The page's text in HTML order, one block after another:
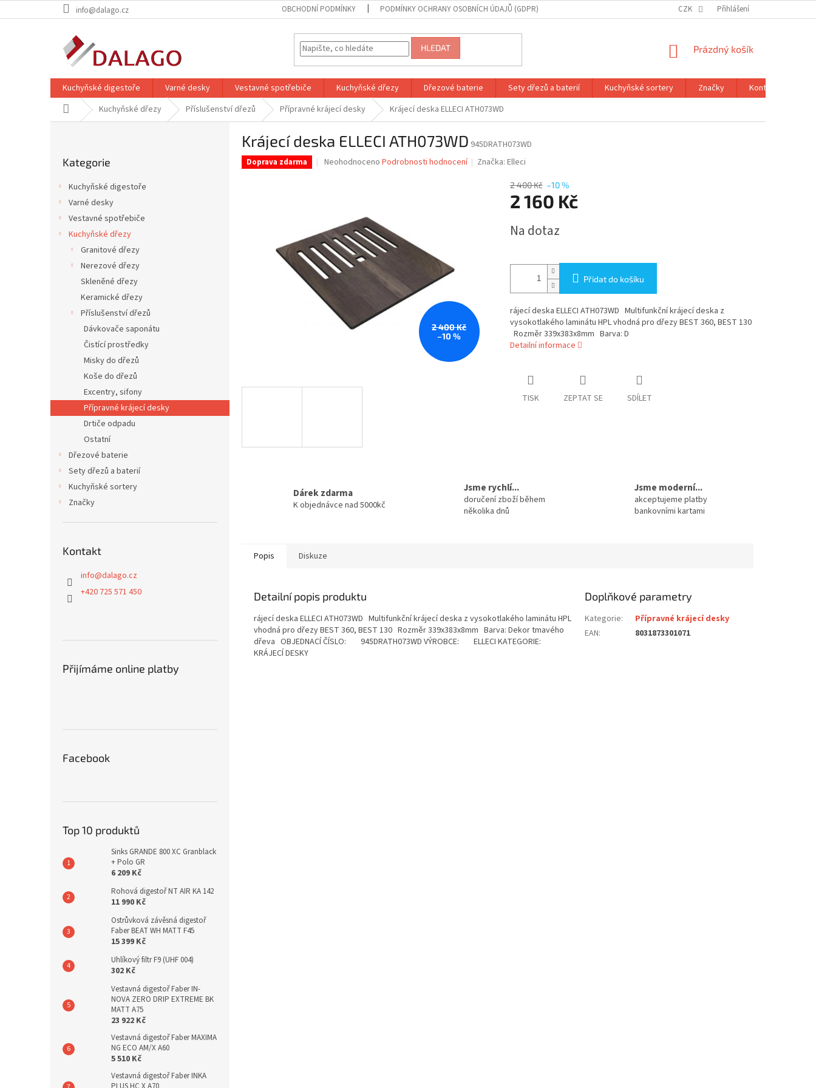
na
info@dalago.cz OBCHODNÍ PODMÍNKY PODMÍNKY OCHRANY OSOBNÍCH ÚDAJŮ (GDPR) CZK Přihlášení
HLEDAT
NÁKUPNÍ
Prázdný košík
Kuchyňské digestoře Varné desky Vestavné spotřebiče Kuchyňské dřezy Dřezové baterie Sety dřezů a baterií Kuchyňské sortery Značky Kontakty
Domů Kuchyňské dřezy Příslušenství dřezů Přípravné krájecí desky Krájecí deska ELLECI ATH073WD
kategorie
Kategorie
Kuchyňské digestoře
Varné desky
Vestavné spotřebiče
Kuchyňské dřezy
Granitové dřezy
Nerezové dřezy
Skleněné dřezy
Keramické dřezy
Příslušenství dřezů
Dávkovače saponátu
Čistící prostředky
Misky do dřezů
Koše do dřezů
Excentry, sifony
Přípravné krájecí desky
Drtiče odpadu
Ostatní
Dřezové baterie
Sety dřezů a baterií
Kuchyňské sortery
Značky
Kontakt
info@dalago.cz
+420 725 571 450
Přijímáme online platby
Facebook
Top 10 produktů
Sinks GRANDE 800 XC Granblack
+ Polo GR
6 209 Kč
Rohová digestoř NT AIR KA 142
11 990 Kč
Ostrůvková závěsná digestoř
Faber BEAT WH MATT F45
15 399 Kč
Uhlíkový filtr F9 (UHF 004)
302 Kč
Vestavná digestoř Faber IN-
NOVA ZERO DRIP EXTREME BK
MATT A75
23 922 Kč
Vestavná digestoř Faber MAXIMA
NG ECO AM/X A60
5 510 Kč
Vestavná digestoř Faber INKA
Krájecí deska ELLECI ATH073WD 945DRATH073WD
Doprava zdarma
Průměrné
5
hvězdiček.
Neohodnoceno Podrobnosti hodnocení Značka:Elleci
2 400 Kč
–10 %
2 400 Kč –10 %
2 160 Kč
cena:
Na dotaz
Přidat do košíku
rájecí deska ELLECI ATH073WD Multifunkční krájecí deska z
vysokotlakého laminátu HPL vhodná pro dřezy BEST 360, BEST 130
Rozměr 339x383x8mm Barva: D
Detailní informace
TISK ZEPTAT SE SDÍLET
Dárek zdarma
K objednávce nad 5000kč
Jsme rychlí...
doručení zboží během
několika dnů
Jsme moderní...
akceptujeme platby
bankovními kartami
Popis Diskuze
Detailní popis produktu
rájecí deska ELLECI ATH073WD Multifunkční krájecí deska z vysokotlakého laminátu HPL
vhodná pro dřezy BEST 360, BEST 130 Rozměr 339x383x8mm Barva: Dekor tmavého
dřeva OBJEDNACÍ ČÍSLO: 945DRATH073WD VÝROBCE: ELLECI KATEGORIE:
KRÁJECÍ DESKY
Doplňkové parametry
Kategorie:
Přípravné krájecí desky
EAN: 8031873301071